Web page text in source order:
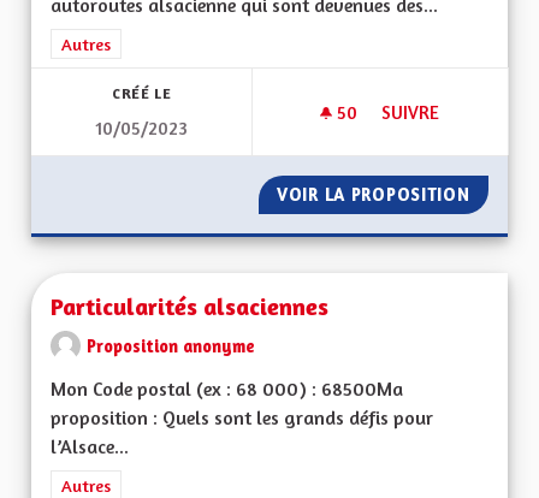
autoroutes alsacienne qui sont devenues des...
Filtrer les résultats de la catégorie : Autres
Autres
CRÉÉ LE
10/05/2023
50 50 ABONNÉS
SUIVRE
VOIR LA PROPOSITION
Particularités alsaciennes
Proposition anonyme
Mon Code postal (ex : 68 000) : 68500Ma
proposition : Quels sont les grands défis pour
l’Alsace...
Filtrer les résultats de la catégorie : Autres
Autres